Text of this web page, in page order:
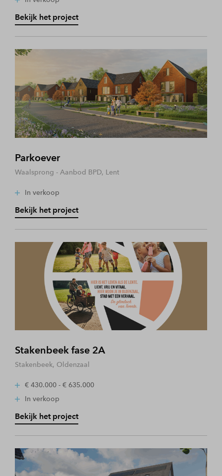
Bekijk het project
Parkoever
Waalsprong - Aanbod BPD, Lent
In verkoop
Bekijk het project
Stakenbeek fase 2A
Stakenbeek, Oldenzaal
€ 430.000 - € 635.000
In verkoop
Bekijk het project